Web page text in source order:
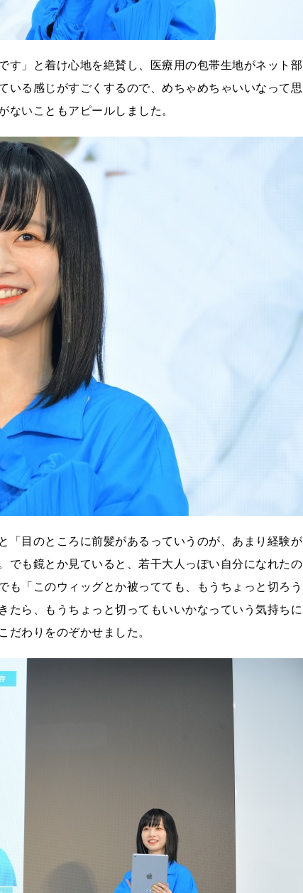
す」と着け心地を絶賛し、医療用の包帯生地がネット部
いる感じがすごくするので、めちゃめちゃいいなって思
ないこともアピールしました。
「目のところに前髪があるっていうのが、あまり経験が
でも鏡とか見ていると、若干大人っぽい自分になれたの
「このウィッグとか被ってても、もうちょっと切ろう
たら、もうちょっと切ってもいいかなっていう気持ちに
だわりをのぞかせました。